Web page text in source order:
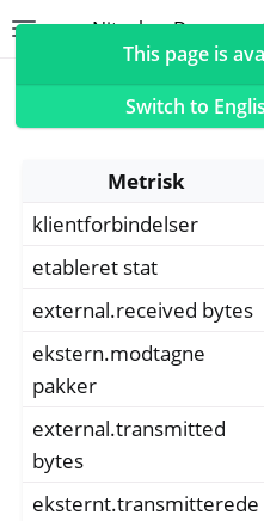
Nitrokey
navigation of Nitrokeys
navigation of NitroPad,
navigation of NitroPhone,
navigation of NetHSM
navigation of NitroWall
navigation of Software
Metrics
Metrisk
klientforbindelser
etableret stat
external.received bytes
ekstern.modtagne
pakker
external.transmitted
bytes
eksternt.transmitterede
This page is
Switch to